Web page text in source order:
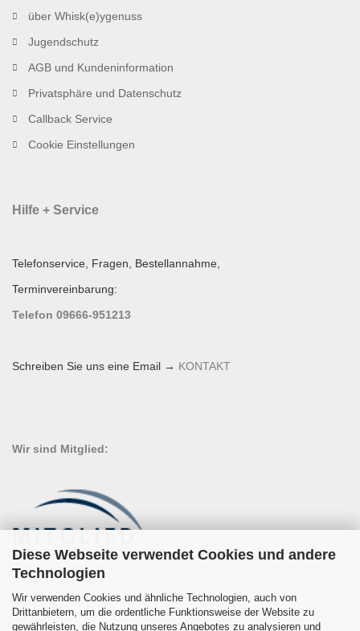
Diese Webseite verwendet Cookies und andere
Technologien
Wir verwenden Cookies und ähnliche Technologien, auch von
Drittanbietern, um die ordentliche Funktionsweise der Website zu
gewährleisten, die Nutzung unseres Angebotes zu analysieren und
über Whisk(e)ygenuss
Jugendschutz
AGB und Kundeninformation
Privatsphäre und Datenschutz
Callback Service
Cookie Einstellungen
Hilfe + Service
Telefonservice, Fragen, Bestellannahme,
Terminvereinbarung:
Telefon 09666-951213
Schreiben Sie uns eine Email → KONTAKT
Wir sind Mitglied: